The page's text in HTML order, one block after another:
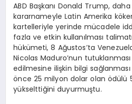
ABD Başkanı Donald Trump,
kararnameyle Latin Amerika
kartelleriyle yerinde mücadele
fazla ve etkin kullanılması
hükümeti, 8 Ağustos’ta
Nicolas Maduro’nun
edilmesine ilişkin bilgi sağlanması
önce 25 milyon dolar olan ödülü
yükselttiğini duyurmuştu.